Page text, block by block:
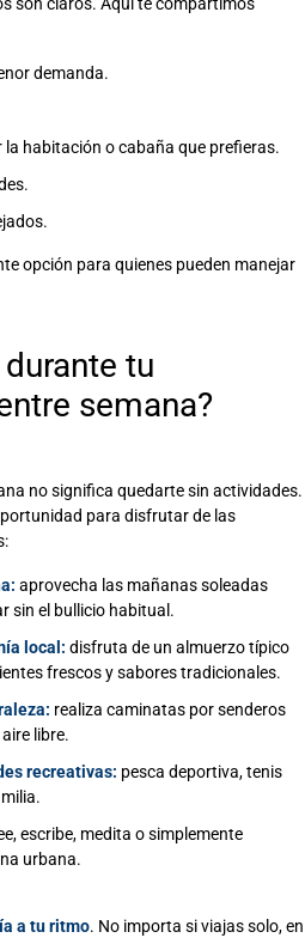
demanda.
habitación o cabaña que prefieras.
opción para quienes pueden manejar
tu
semana?
no significa quedarte sin actividades.
para disfrutar de las
aprovecha las mañanas soleadas
sin el bullicio habitual.
local: disfruta de un almuerzo típico
frescos y sabores tradicionales.
realiza caminatas por senderos
libre.
recreativas: pesca deportiva, tenis
escribe, medita o simplemente
urbana.
a tu ritmo. No importa si viajas solo, en